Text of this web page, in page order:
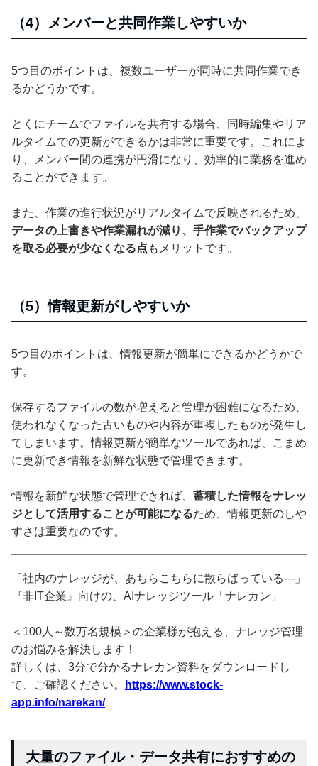
（4）メンバーと共同作業しやすいか
5つ目のポイントは、複数ユーザーが同時に共同作業でき
るかどうかです。
とくにチームでファイルを共有する場合、同時編集やリア
ルタイムでの更新ができるかは非常に重要です。これによ
り、メンバー間の連携が円滑になり、効率的に業務を進め
ることができます。
また、作業の進行状況がリアルタイムで反映されるため、
データの上書きや作業漏れが減り、手作業でバックアップ
を取る必要が少なくなる点 もメリットです。
（5）情報更新がしやすいか
5つ目のポイントは、情報更新が簡単にできるかどうかで
す。
保存するファイルの数が増えると管理が困難になるため、
使われなくなった古いものや内容が重複したものが発生し
てしまいます。情報更新が簡単なツールであれば、こまめ
に更新でき情報を新鮮な状態で管理できます。
情報を新鮮な状態で管理できれば、 蓄積した情報をナレッ
ジとして活用することが可能になるため、情報更新のしや
すさは重要なのです。
「社内のナレッジが、あちらこちらに散らばっている---」
『非IT企業』向けの、AIナレッジツール「ナレカン」
＜100人～数万名規模＞の企業様が抱える、ナレッジ管理
のお悩みを解決します！
詳しくは、3分で分かるナレカン資料をダウンロードし
て、ご確認ください。
https://www.stock-
app.info/narekan/
大量のファイル・データ共有におすすめの